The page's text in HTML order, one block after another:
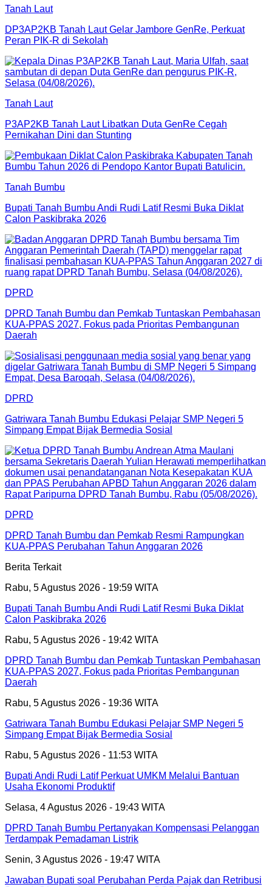
Tanah Laut
DP3AP2KB Tanah Laut Gelar Jambore GenRe, Perkuat
Peran PIK-R di Sekolah
Tanah Laut
P3AP2KB Tanah Laut Libatkan Duta GenRe Cegah
Pernikahan Dini dan Stunting
Tanah Bumbu
Bupati Tanah Bumbu Andi Rudi Latif Resmi Buka Diklat
Calon Paskibraka 2026
DPRD
DPRD Tanah Bumbu dan Pemkab Tuntaskan Pembahasan
KUA-PPAS 2027, Fokus pada Prioritas Pembangunan
Daerah
DPRD
Gatriwara Tanah Bumbu Edukasi Pelajar SMP Negeri 5
Simpang Empat Bijak Bermedia Sosial
DPRD
DPRD Tanah Bumbu dan Pemkab Resmi Rampungkan
KUA-PPAS Perubahan Tahun Anggaran 2026
Berita Terkait
Rabu, 5 Agustus 2026 - 19:59 WITA
Bupati Tanah Bumbu Andi Rudi Latif Resmi Buka Diklat
Calon Paskibraka 2026
Rabu, 5 Agustus 2026 - 19:42 WITA
DPRD Tanah Bumbu dan Pemkab Tuntaskan Pembahasan
KUA-PPAS 2027, Fokus pada Prioritas Pembangunan
Daerah
Rabu, 5 Agustus 2026 - 19:36 WITA
Gatriwara Tanah Bumbu Edukasi Pelajar SMP Negeri 5
Simpang Empat Bijak Bermedia Sosial
Rabu, 5 Agustus 2026 - 11:53 WITA
Bupati Andi Rudi Latif Perkuat UMKM Melalui Bantuan
Usaha Ekonomi Produktif
Selasa, 4 Agustus 2026 - 19:43 WITA
DPRD Tanah Bumbu Pertanyakan Kompensasi Pelanggan
Terdampak Pemadaman Listrik
Senin, 3 Agustus 2026 - 19:47 WITA
Jawaban Bupati soal Perubahan Perda Pajak dan Retribusi